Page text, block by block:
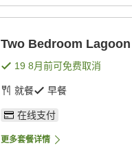
Two Bedroom
19 8月前可免费取消
就餐 早餐
在线支付
更多套餐详情